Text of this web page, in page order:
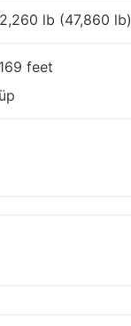
lb (47,860 lb)
feet